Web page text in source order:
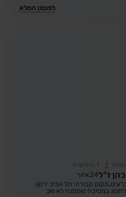
לפוסט המלא
צפיות 1 הדליקו נר
ז"ל24, אזור
מקום קבורה: תל אביב ירקון
לחגוג במסיבה שממנה לא שב